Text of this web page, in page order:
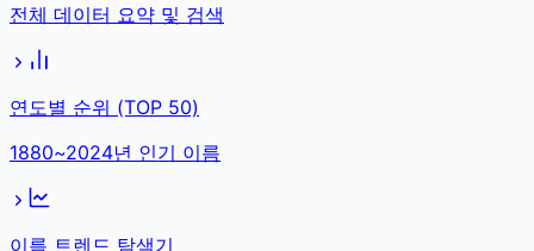
전체 데이터 요약 및 검색
연도별 순위 (TOP 50)
1880~2024년 인기 이름
이름 트렌드 탐색기